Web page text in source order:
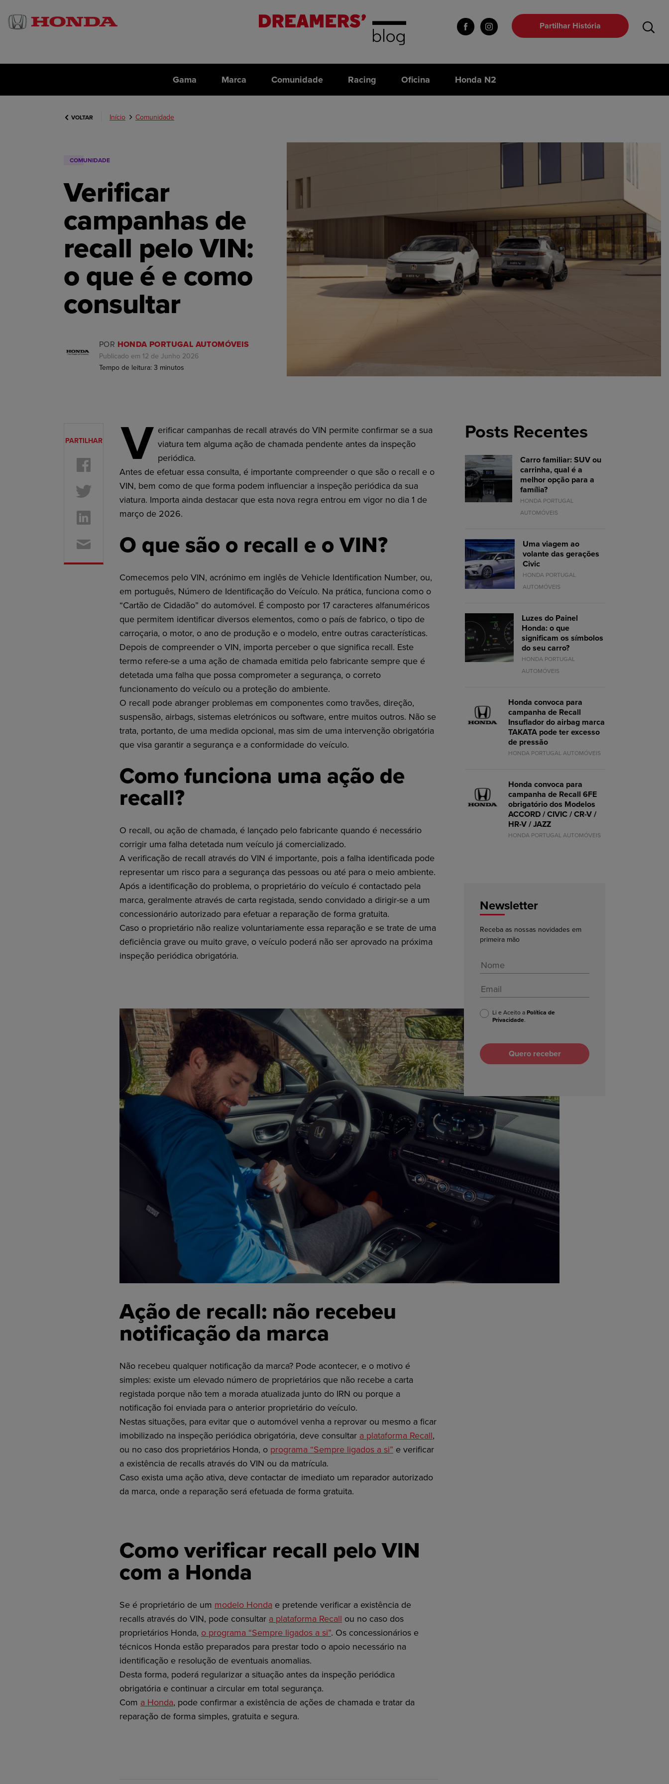
Partilhar História
Gama Marca Comunidade Racing Oficina Honda N2
VOLTAR Início Comunidade
COMUNIDADE
Verificar
campanhas de
recall pelo VIN:
o que é e como
consultar
POR HONDA PORTUGAL AUTOMÓVEIS
Publicado em 12 de Junho 2026
Tempo de leitura: 3 minutos
PARTILHAR V erificar campanhas de recall através do VIN permite confirmar se a sua
viatura tem alguma ação de chamada pendente antes da inspeção
periódica.
Antes de efetuar essa consulta, é importante compreender o que são o recall e o
VIN, bem como de que forma podem influenciar a inspeção periódica da sua
viatura. Importa ainda destacar que esta nova regra entrou em vigor no dia 1 de
março de 2026.
O que são o recall e o VIN?
Comecemos pelo VIN, acrónimo em inglês de Vehicle Identification Number, ou,
em português, Número de Identificação do Veículo. Na prática, funciona como o
“Cartão de Cidadão” do automóvel. É composto por 17 caracteres alfanuméricos
que permitem identificar diversos elementos, como o país de fabrico, o tipo de
carroçaria, o motor, o ano de produção e o modelo, entre outras características.
Depois de compreender o VIN, importa perceber o que significa recall. Este
termo refere-se a uma ação de chamada emitida pelo fabricante sempre que é
detetada uma falha que possa comprometer a segurança, o correto
funcionamento do veículo ou a proteção do ambiente.
O recall pode abranger problemas em componentes como travões, direção,
suspensão, airbags, sistemas eletrónicos ou software, entre muitos outros. Não se
trata, portanto, de uma medida opcional, mas sim de uma intervenção obrigatória
que visa garantir a segurança e a conformidade do veículo.
Como funciona uma ação de
recall?
O recall, ou ação de chamada, é lançado pelo fabricante quando é necessário
corrigir uma falha detetada num veículo já comercializado.
A verificação de recall através do VIN é importante, pois a falha identificada pode
representar um risco para a segurança das pessoas ou até para o meio ambiente.
Após a identificação do problema, o proprietário do veículo é contactado pela
marca, geralmente através de carta registada, sendo convidado a dirigir-se a um
concessionário autorizado para efetuar a reparação de forma gratuita.
Caso o proprietário não realize voluntariamente essa reparação e se trate de uma
deficiência grave ou muito grave, o veículo poderá não ser aprovado na próxima
inspeção periódica obrigatória.
Ação de recall: não recebeu
notificação da marca
Não recebeu qualquer notificação da marca? Pode acontecer, e o motivo é
simples: existe um elevado número de proprietários que não recebe a carta
registada porque não tem a morada atualizada junto do IRN ou porque a
notificação foi enviada para o anterior proprietário do veículo.
Nestas situações, para evitar que o automóvel venha a reprovar ou mesmo a ficar
imobilizado na inspeção periódica obrigatória, deve consultar a plataforma Recall,
ou no caso dos proprietários Honda, o programa “Sempre ligados a si” e verificar
a existência de recalls através do VIN ou da matrícula.
Caso exista uma ação ativa, deve contactar de imediato um reparador autorizado
da marca, onde a reparação será efetuada de forma gratuita.
Como verificar recall pelo VIN
com a Honda
Se é proprietário de um modelo Honda e pretende verificar a existência de
recalls através do VIN, pode consultar a plataforma Recall ou no caso dos
proprietários Honda, o programa “Sempre ligados a si”. Os concessionários e
técnicos Honda estão preparados para prestar todo o apoio necessário na
identificação e resolução de eventuais anomalias.
Desta forma, poderá regularizar a situação antes da inspeção periódica
obrigatória e continuar a circular em total segurança.
Com a Honda, pode confirmar a existência de ações de chamada e tratar da
reparação de forma simples, gratuita e segura.
Posts Recentes
Carro familiar: SUV ou
carrinha, qual é a
melhor opção para a
família?
HONDA PORTUGAL
AUTOMÓVEIS
Uma viagem ao
volante das gerações
Civic
HONDA PORTUGAL
AUTOMÓVEIS
Luzes do Painel
Honda: o que
significam os símbolos
do seu carro?
HONDA PORTUGAL
AUTOMÓVEIS
Honda convoca para
campanha de Recall
Insuflador do airbag marca
TAKATA pode ter excesso
de pressão
HONDA PORTUGAL AUTOMÓVEIS
Honda convoca para
campanha de Recall 6FE
obrigatório dos Modelos
ACCORD / CIVIC / CR-V /
HR-V / JAZZ
HONDA PORTUGAL AUTOMÓVEIS
Newsletter
Receba as nossas novidades em
primeira mão
Li e Aceito a Política de
Privacidade.